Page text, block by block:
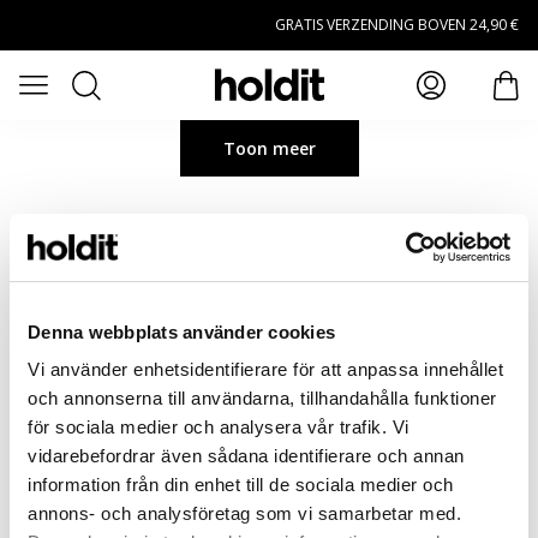
Denna webbplats använder cookies
Vi använder enhetsidentifierare för att anpassa innehållet
och annonserna till användarna, tillhandahålla funktioner
för sociala medier och analysera vår trafik. Vi
vidarebefordrar även sådana identifierare och annan
information från din enhet till de sociala medier och
annons- och analysföretag som vi samarbetar med.
GRATIS VERZENDING BOVEN 24,90 €
Open menuZoeken
Toon meer